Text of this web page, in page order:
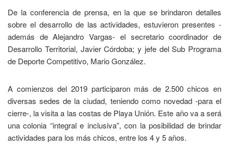
De la conferencia de prensa, en la que se brindaron detalles
sobre el desarrollo de las actividades, estuvieron presentes -
además de Alejandro Vargas- el secretario coordinador de
Desarrollo Territorial, Javier Córdoba; y jefe del Sub Programa
de Deporte Competitivo, Mario González.
A comienzos del 2019 participaron más de 2.500 chicos en
diversas sedes de la ciudad, teniendo como novedad -para el
cierre-, la visita a las costas de Playa Unión. Este año va a será
una colonia “integral e inclusiva”, con la posibilidad de brindar
actividades para los más chicos, entre los 4 y 5 años.